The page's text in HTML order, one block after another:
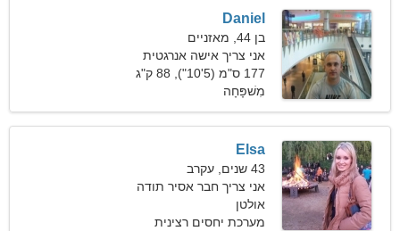
Daniel
בן 44, מאזניים
אני צריך אישה אנרגטית
177 ס"מ (5'10"), 88 ק"ג
(194 פאונד)
מִשׁפָּחָה
Elsa
43 שנים, עקרב
אני צריך חבר אסיר תודה
שיבשל ביחד
אולטן
מערכת יחסים רצינית